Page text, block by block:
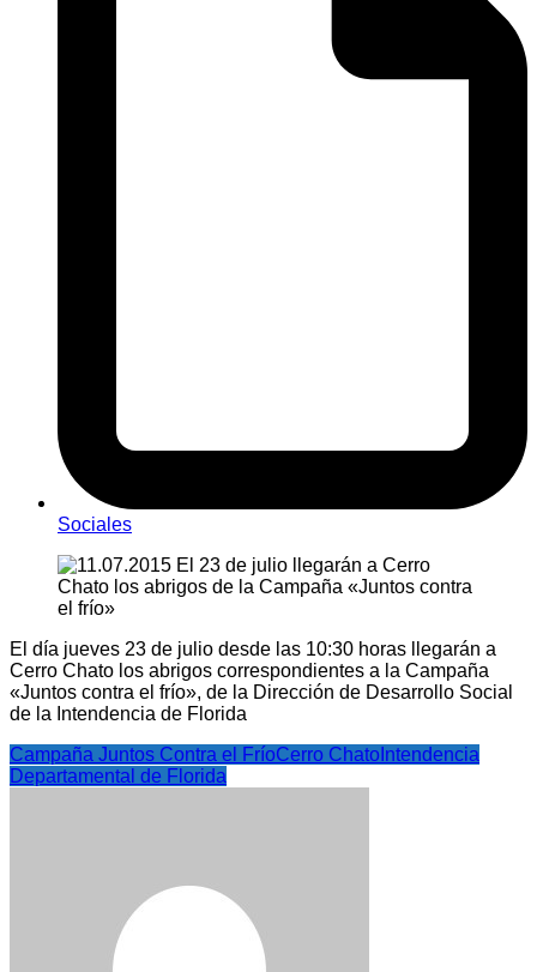
Sociales
El día jueves 23 de julio desde las 10:30 horas llegarán a
Cerro Chato los abrigos correspondientes a la Campaña
«Juntos contra el frío», de la Dirección de Desarrollo Social
de la Intendencia de Florida
Campaña Juntos Contra el FríoCerro Chato Intendencia
Departamental de Florida